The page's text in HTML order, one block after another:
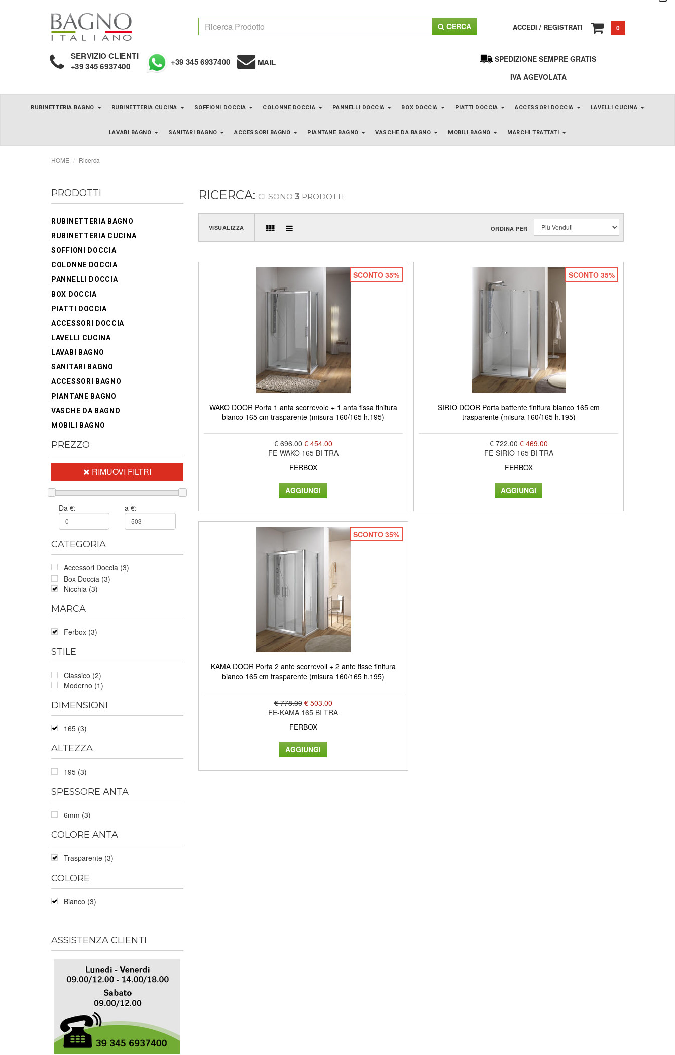
CERCA ACCEDI / REGISTRATI 0
SERVIZIO CLIENTI
+39 345 6937400 +39 345 6937400 MAIL
SPEDIZIONE SEMPRE GRATIS
IVA AGEVOLATA
RUBINETTERIA BAGNO RUBINETTERIA CUCINA SOFFIONI DOCCIA COLONNE DOCCIA PANNELLI DOCCIA BOX DOCCIA PIATTI DOCCIA ACCESSORI DOCCIA LAVELLI CUCINA
LAVABI BAGNO SANITARI BAGNO ACCESSORI BAGNO PIANTANE BAGNO VASCHE DA BAGNO MOBILI BAGNO MARCHI TRATTATI
HOME Ricerca
PRODOTTI
RUBINETTERIA BAGNO
RUBINETTERIA CUCINA
SOFFIONI DOCCIA
COLONNE DOCCIA
PANNELLI DOCCIA
BOX DOCCIA
PIATTI DOCCIA
ACCESSORI DOCCIA
LAVELLI CUCINA
LAVABI BAGNO
SANITARI BAGNO
ACCESSORI BAGNO
PIANTANE BAGNO
VASCHE DA BAGNO
MOBILI BAGNO
PREZZO
RIMUOVI FILTRI
Da €: a €:
CATEGORIA
Accessori Doccia (3)
Box Doccia (3)
Nicchia (3)
MARCA
Ferbox (3)
STILE
Classico (2)
Moderno (1)
DIMENSIONI
165 (3)
ALTEZZA
195 (3)
SPESSORE ANTA
6mm (3)
COLORE ANTA
Trasparente (3)
COLORE
Bianco (3)
ASSISTENZA CLIENTI
RICERCA: CI SONO 3 PRODOTTI
VISUALIZZA ORDINA PER
SCONTO 35%
WAKO DOOR Porta 1 anta scorrevole + 1 anta fissa finitura
bianco 165 cm trasparente (misura 160/165 h.195)
€ 696.00 € 454.00
FE-WAKO 165 BI TRA
FERBOX
SCONTO 35%
SIRIO DOOR Porta battente finitura bianco 165 cm
trasparente (misura 160/165 h.195)
€ 722.00 € 469.00
FE-SIRIO 165 BI TRA
FERBOX
SCONTO 35%
KAMA DOOR Porta 2 ante scorrevoli + 2 ante fisse finitura
bianco 165 cm trasparente (misura 160/165 h.195)
€ 778.00 € 503.00
FE-KAMA 165 BI TRA
FERBOX